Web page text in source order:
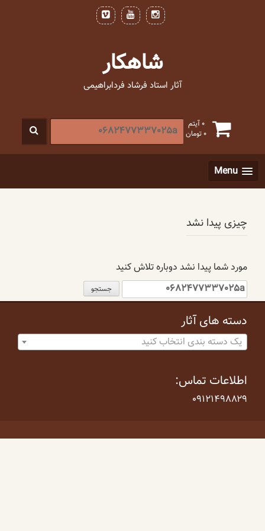
شاهکار
آثار استاد فرشاد فردابراهیمی
0 آیتم
0تومان
جستجو
برای
Menu
چیزی پیدا نشد
مورد شما پیدا نشد دوباره تلاش کنید
جستجو
برای:
دسته های آثار
یک دسته بندی انتخاب کنید
اطلاعات تماس:
۰۹۱۲۱۴۹۸۸۲۹